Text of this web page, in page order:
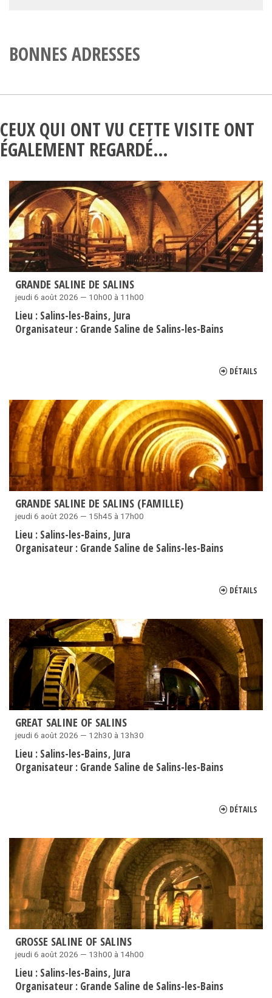
BONNES ADRESSES
CEUX QUI ONT VU CETTE VISITE ONT
ÉGALEMENT REGARDÉ…
GRANDE SALINE DE SALINS
jeudi 6 août 2026 — 10h00 à 11h00
Lieu : Salins-les-Bains Jura
Organisateur : Grande Saline de Salins-les-Bains
DÉTAILS
GRANDE SALINE DE SALINS (FAMILLE)
jeudi 6 août 2026 — 15h45 à 17h00
Lieu : Salins-les-Bains Jura
Organisateur : Grande Saline de Salins-les-Bains
DÉTAILS
GREAT SALINE OF SALINS
jeudi 6 août 2026 — 12h30 à 13h30
Lieu : Salins-les-Bains Jura
Organisateur : Grande Saline de Salins-les-Bains
DÉTAILS
GROSSE SALINE OF SALINS
jeudi 6 août 2026 — 13h00 à 14h00
Lieu : Salins-les-Bains Jura
Organisateur : Grande Saline de Salins-les-Bains